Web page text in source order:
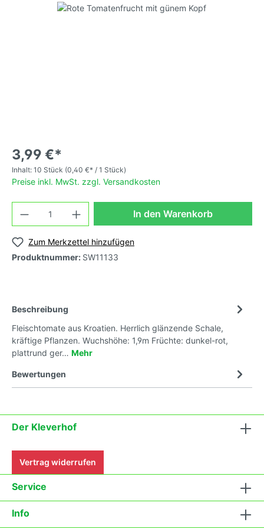
3,99 €*
Inhalt: 10 Stück (0,40 €* / 1 Stück)
Preise inkl. MwSt. zzgl. Versandkosten
In den Warenkorb
Zum Merkzettel hinzufügen
Produktnummer: SW11133
Beschreibung
Fleischtomate aus Kroatien. Herrlich glänzende Schale,
kräftige Pflanzen. Wuchshöhe: 1,9m Früchte: dunkel-rot,
plattrund ger… Mehr
Bewertungen
Der Kleverhof
Vertrag widerrufen
Service
Info